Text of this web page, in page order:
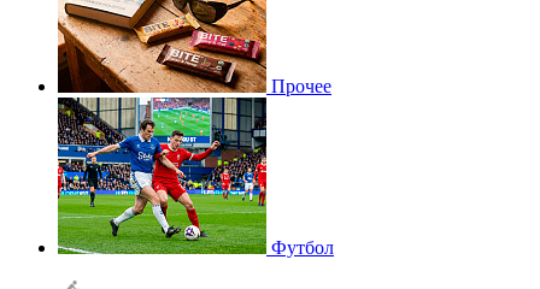
Прочее
Футбол